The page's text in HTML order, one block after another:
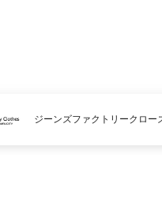
ジーンズファクトリークロー